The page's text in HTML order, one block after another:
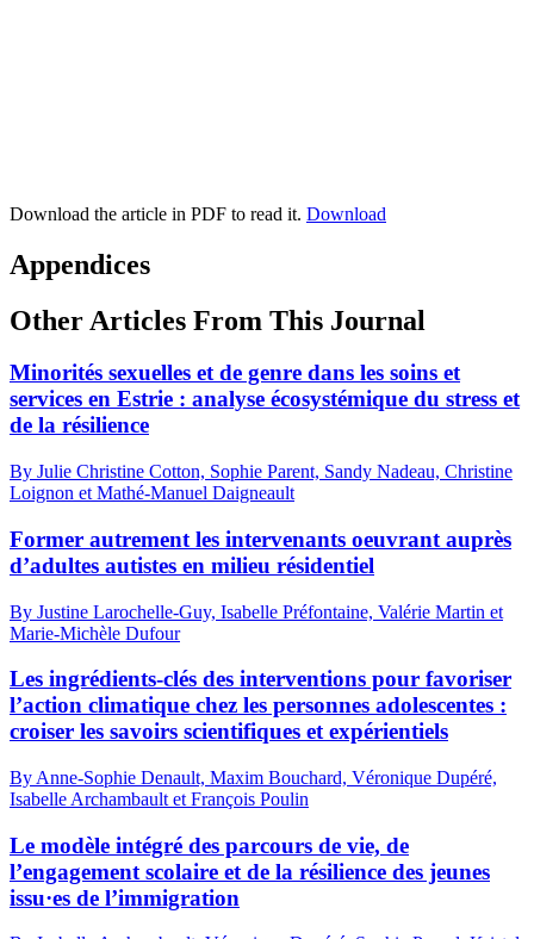
Download the article in PDF to read it. Download
Appendices
Other Articles From This Journal
Minorités sexuelles et de genre dans les soins et
services en Estrie : analyse écosystémique du stress et
de la résilience
By Julie Christine Cotton, Sophie Parent, Sandy Nadeau, Christine
Loignon et Mathé-Manuel Daigneault
Former autrement les intervenants oeuvrant auprès
d’adultes autistes en milieu résidentiel
By Justine Larochelle-Guy, Isabelle Préfontaine, Valérie Martin et
Marie-Michèle Dufour
Les ingrédients-clés des interventions pour favoriser
l’action climatique chez les personnes adolescentes :
croiser les savoirs scientifiques et expérientiels
By Anne-Sophie Denault, Maxim Bouchard, Véronique Dupéré,
Isabelle Archambault et François Poulin
Le modèle intégré des parcours de vie, de
l’engagement scolaire et de la résilience des jeunes
issu·es de l’immigration